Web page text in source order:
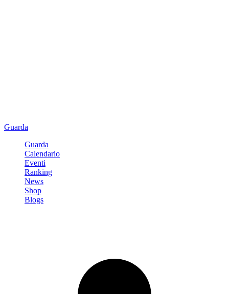
Guarda
Guarda
Calendario
Eventi
Ranking
News
Shop
Blogs